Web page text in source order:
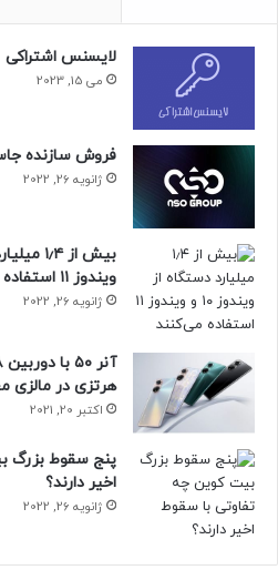
قرار
دستگاه‌های مختلف از‌جمله لپ‌تاپ،
و انرژی‌بخشیدن به کتری برقی و
شارژر جدید باسئوس حدود ۲۸ دلار است.
حتما بخوانید :هوش مصنوعی آیفون
بی‌نیاز خواهد بود
منبع : زومیت
فناوری
لایسنس اشتراکی
می 15, 2023
فروش سازنده
ژانویه 26, 2022
ویندوز ۱۱ استفاده می‌کنند
ژانویه 26, 2022
هرتزی در مالزی
اکتبر 20, 2021
پنج سقوط بزرگ
اخیر دارند؟
ژانویه 26, 2022